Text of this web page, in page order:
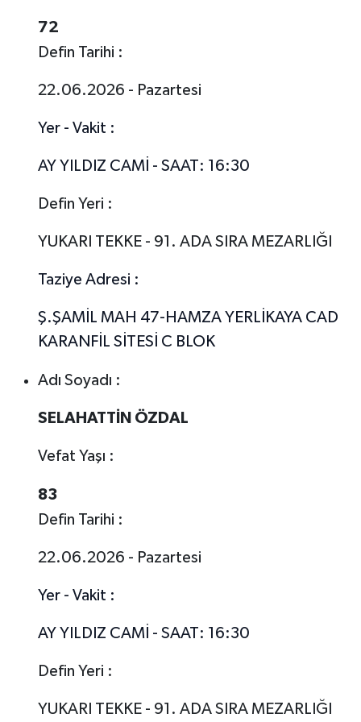
72
Defin Tarihi :
22.06.2026 - Pazartesi
Yer - Vakit :
AY YILDIZ CAMİ - SAAT: 16:30
Defin Yeri :
YUKARI TEKKE - 91. ADA SIRA MEZARLIĞI
Taziye Adresi :
Ş.ŞAMİL MAH 47-HAMZA YERLİKAYA CAD
KARANFİL SİTESİ C BLOK
Adı Soyadı :
SELAHATTİN ÖZDAL
Vefat Yaşı :
83
Defin Tarihi :
22.06.2026 - Pazartesi
Yer - Vakit :
AY YILDIZ CAMİ - SAAT: 16:30
Defin Yeri :
YUKARI TEKKE - 91. ADA SIRA MEZARLIĞI